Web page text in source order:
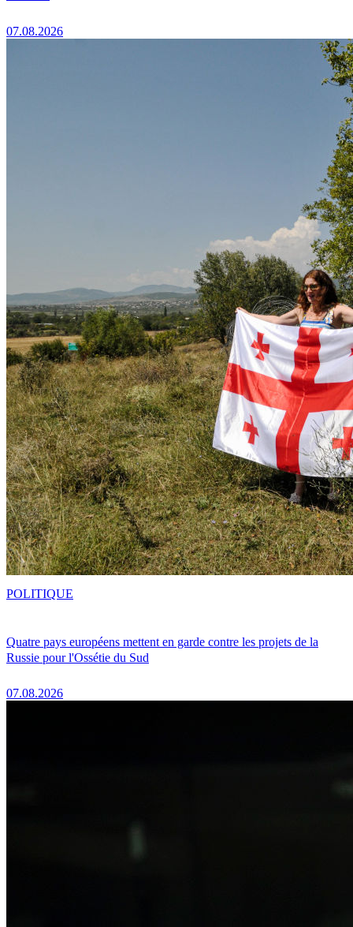
07.08.2026
Quatre pays européens mettent en garde contre les projets de la
Russie pour l'Ossétie du Sud
07.08.2026
POLITIQUE